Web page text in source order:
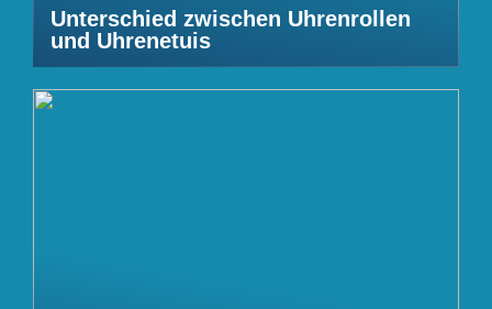
Unterschied zwischen Uhrenrollen
und Uhrenetuis